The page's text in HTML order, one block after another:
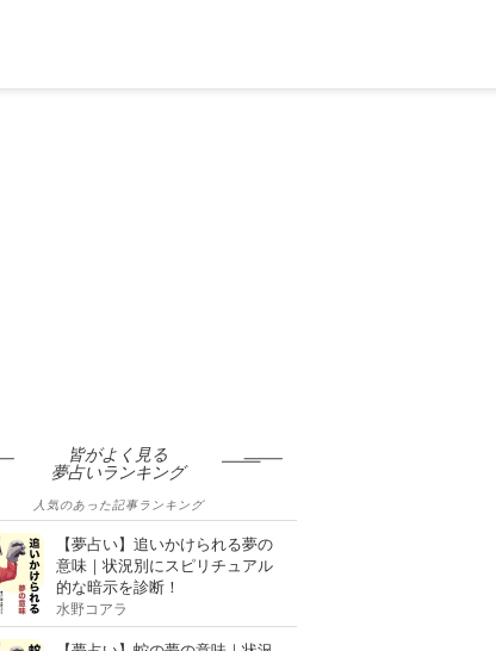
皆がよく見る
夢占いランキング
人気のあった記事ランキング
【夢占い】追いかけられる夢の
意味｜状況別にスピリチュアル
的な暗示を診断！
水野コアラ